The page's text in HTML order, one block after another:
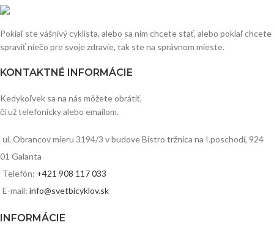
Pokiaľ ste vášnivý cyklista, alebo sa ním chcete stať, alebo pokiaľ chcete
spraviť niečo pre svoje zdravie, tak ste na správnom mieste.
KONTAKTNÉ INFORMÁCIE
Kedykoľvek sa na nás môžete obrátiť,
či už telefonicky alebo emailom.
ul. Obrancov mieru 3194/3 v budove Bistro tržnica na I.poschodí, 924
01 Galanta
Telefón: +421 908 117 033
E-mail: info@svetbicyklov.sk
INFORMÁCIE